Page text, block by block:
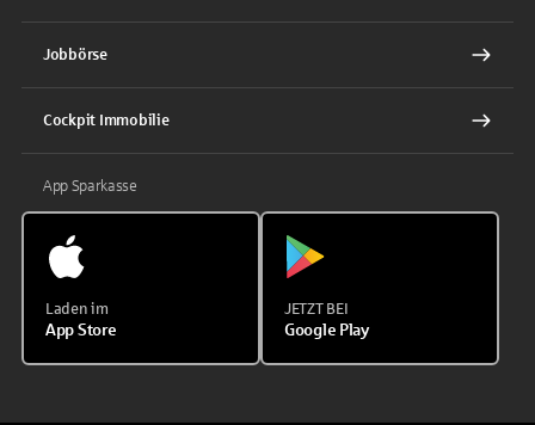
Jobbörse
Cockpit Immobilie
App Sparkasse
Laden im
App Store
JETZT BEI
Google Play